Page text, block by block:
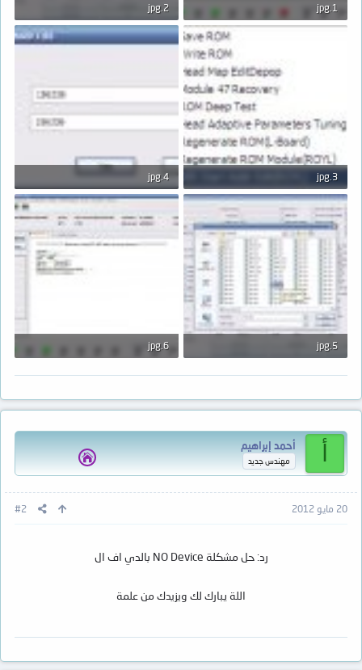
1.jpg
2.jpg
93.7 KB · المشاهدات: 463
3.jpg
23.1 KB · المشاهدات: 450
4.jpg
15.4 KB · المشاهدات: 450
5.jpg
6.jpg
أحمد إبراهيم
مهندس جديد
20 مايو 2012 #2
رد: حل مشكلة NO Device بالدي اف ال
اللة يبارك لك ويزيدك من علمة